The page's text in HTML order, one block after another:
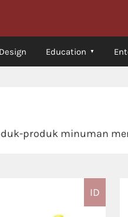
Design Education
produk minuman
ID